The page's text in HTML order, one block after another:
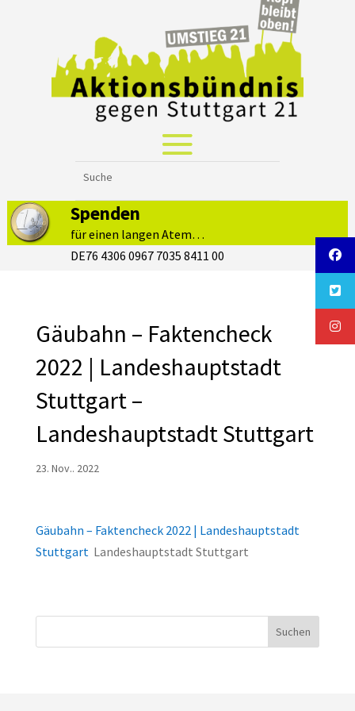
Spenden
für einen langen Atem…
DE76 4306 0967 7035 8411 00
Gäubahn – Faktencheck
2022 | Landeshauptstadt
Stuttgart –
Landeshauptstadt Stuttgart
23. Nov.. 2022
Gäubahn – Faktencheck 2022 | Landeshauptstadt
Stuttgart Landeshauptstadt Stuttgart
Suchen